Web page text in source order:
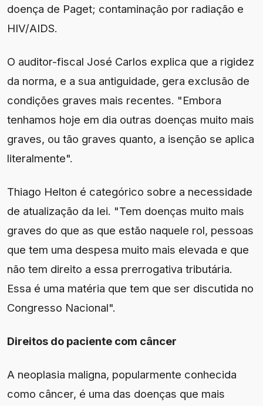
doença de Paget; contaminação por radiação e
HIV/AIDS.
O auditor-fiscal José Carlos explica que a rigidez
da norma, e a sua antiguidade, gera exclusão de
condições graves mais recentes. "Embora
tenhamos hoje em dia outras doenças muito mais
graves, ou tão graves quanto, a isenção se aplica
literalmente".
Thiago Helton é categórico sobre a necessidade
de atualização da lei. "Tem doenças muito mais
graves do que as que estão naquele rol, pessoas
que tem uma despesa muito mais elevada e que
não tem direito a essa prerrogativa tributária.
Essa é uma matéria que tem que ser discutida no
Congresso Nacional".
Direitos do paciente com câncer
A neoplasia maligna, popularmente conhecida
como câncer, é uma das doenças que mais